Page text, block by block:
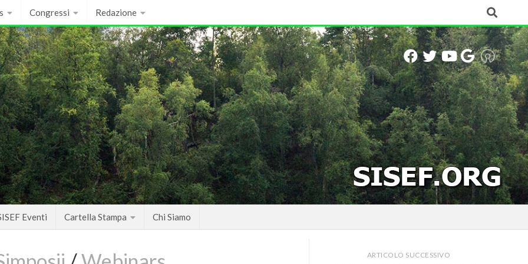
Congressi Redazione
Eventi Cartella Stampa Chi Siamo
ARTICOLO SUCCESSIVO